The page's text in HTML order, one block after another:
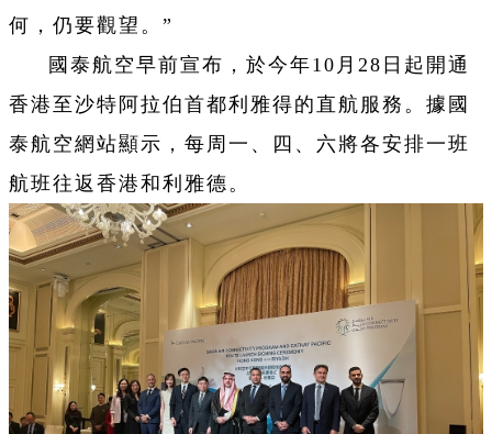
何，仍要觀望。”
國泰航空早前宣布，於今年10月28日起開通
香港至沙特阿拉伯首都利雅得的直航服務。據國
泰航空網站顯示，每周一、四、六將各安排一班
航班往返香港和利雅德。